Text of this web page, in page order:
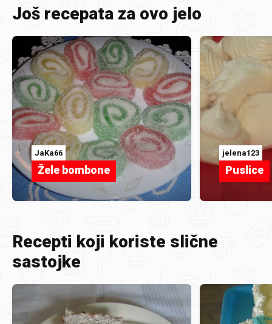
Još recepata za ovo jelo
JaKa66
Žele bombone
jelena123
Puslice
Recepti koji koriste slične
sastojke